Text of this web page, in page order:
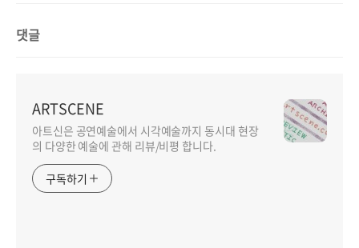
댓글
ARTSCENE
아트신은 공연예술에서 시각예술까지 동시대 현장
의 다양한 예술에 관해 리뷰/비평 합니다.
구독하기